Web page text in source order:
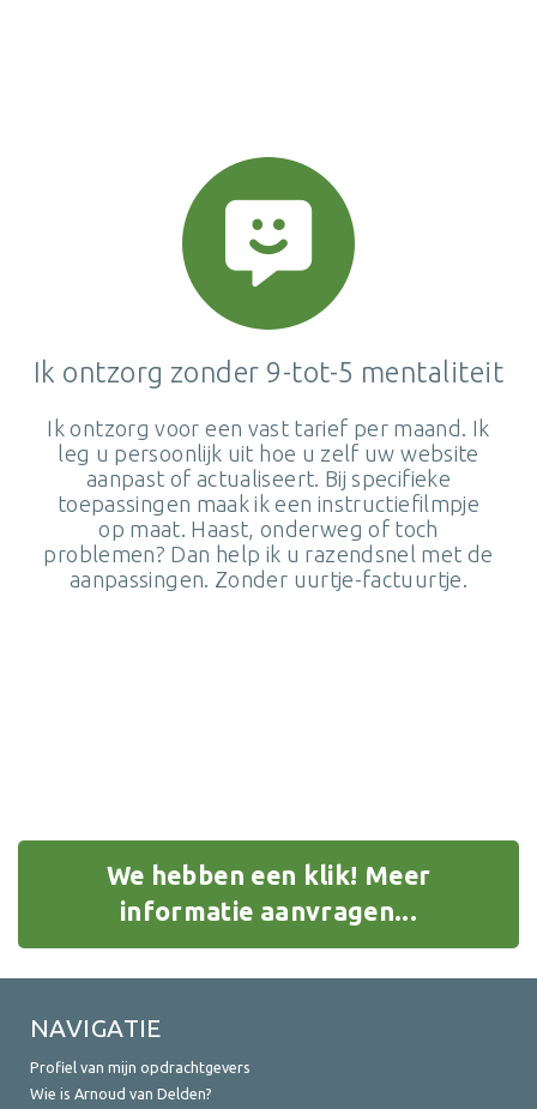
Ik ontzorg zonder 9-tot-5 mentaliteit
Ik ontzorg voor een vast tarief per maand. Ik
leg u persoonlijk uit hoe u zelf uw website
aanpast of actualiseert. Bij specifieke
toepassingen maak ik een instructiefilmpje
op maat. Haast, onderweg of toch
problemen? Dan help ik u razendsnel met de
aanpassingen. Zonder uurtje-factuurtje.
We hebben een klik! Meer
informatie aanvragen...
NAVIGATIE
Profiel van mijn opdrachtgevers
Wie is Arnoud van Delden?